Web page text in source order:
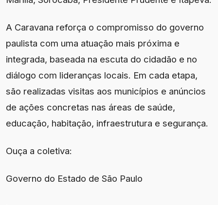
A Caravana reforça o compromisso do governo
paulista com uma atuação mais próxima e
integrada, baseada na escuta do cidadão e no
diálogo com lideranças locais. Em cada etapa,
são realizadas visitas aos municípios e anúncios
de ações concretas nas áreas de saúde,
educação, habitação, infraestrutura e segurança.
Ouça a coletiva:
Governo do Estado de São Paulo